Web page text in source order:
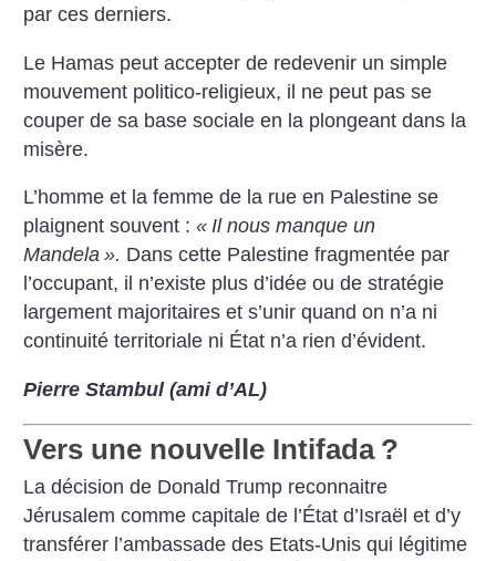
par ces derniers.
Le Hamas peut accepter de redevenir un simple
mouvement politico-religieux, il ne peut pas se
couper de sa base sociale en la plongeant dans la
misère.
L’homme et la femme de la rue en Palestine se
plaignent souvent :« Il nous manque un
Mandela ». Dans cette Palestine fragmentée par
l’occupant, il n’existe plus d’idée ou de stratégie
largement majoritaires et s’unir quand on n’a ni
continuité territoriale ni État n’a rien d’évident.
Pierre Stambul (ami d’AL)
Vers une nouvelle Intifada ?
La décision de Donald Trump reconnaitre
Jérusalem comme capitale de l’État d’Israël et d’y
transférer l’ambassade des Etats-Unis qui légitime